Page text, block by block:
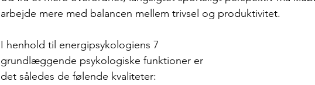
arbejde mere med balancen mellem trivsel og produktivitet.
I henhold til energipsykologiens 7
grundlæggende psykologiske funktioner er
det således de følende kvaliteter: